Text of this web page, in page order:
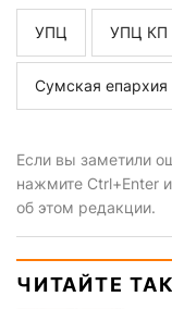
УПЦ УПЦ КП
Сумская епархия
Если вы заметили
нажмите Ctrl+Enter
об этом редакции.
ЧИТАЙТЕ